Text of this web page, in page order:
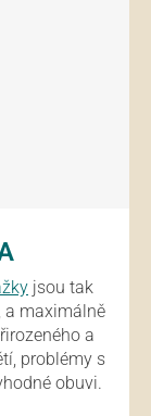
jsou tak
a maximálně
a
problémy s
obuvi.